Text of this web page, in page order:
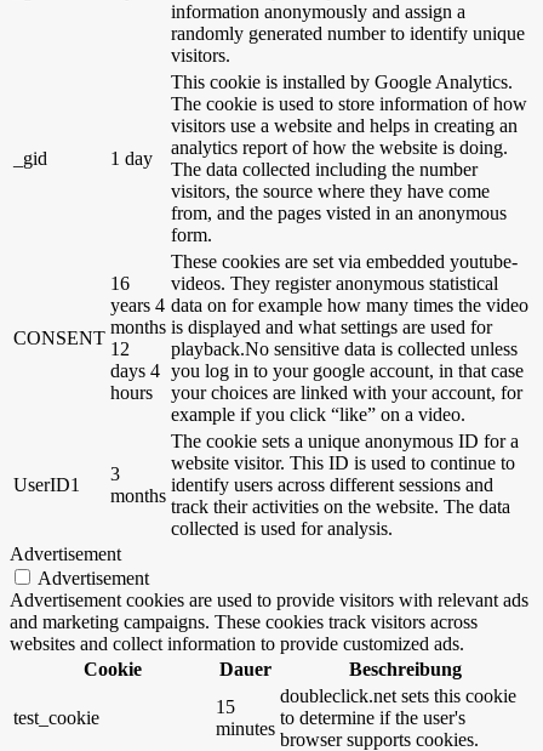
information anonymously and assign a
randomly generated number to identify unique
visitors.
_gid 1 day
This cookie is installed by Google Analytics.
The cookie is used to store information of how
visitors use a website and helps in creating an
analytics report of how the website is doing.
The data collected including the number
visitors, the source where they have come
from, and the pages visted in an anonymous
form.
CONSENT
16
years 4
months
12
days 4
hours
These cookies are set via embedded youtube-
videos. They register anonymous statistical
data on for example how many times the video
is displayed and what settings are used for
playback.No sensitive data is collected unless
you log in to your google account, in that case
your choices are linked with your account, for
example if you click “like” on a video.
UserID1
3
months
The cookie sets a unique anonymous ID for a
website visitor. This ID is used to continue to
identify users across different sessions and
track their activities on the website. The data
collected is used for analysis.
Advertisement
Advertisement
Advertisement cookies are used to provide visitors with relevant ads
and marketing campaigns. These cookies track visitors across
websites and collect information to provide customized ads.
Cookie
Dauer Beschreibung
test_cookie
15
minutes
doubleclick.net sets this cookie
to determine if the user's
browser supports cookies.